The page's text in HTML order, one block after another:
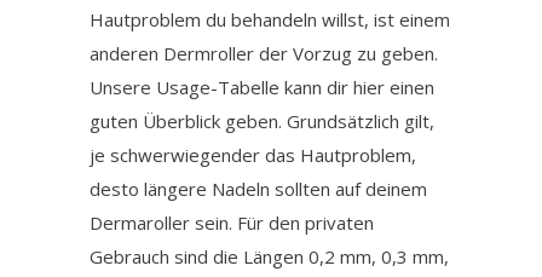
Hautproblem du behandeln willst, ist einem
anderen Dermroller der Vorzug zu geben.
Unsere Usage-Tabelle kann dir hier einen
guten Überblick geben. Grundsätzlich gilt,
je schwerwiegender das Hautproblem,
desto längere Nadeln sollten auf deinem
Dermaroller sein. Für den privaten
Gebrauch sind die Längen 0,2 mm, 0,3 mm,